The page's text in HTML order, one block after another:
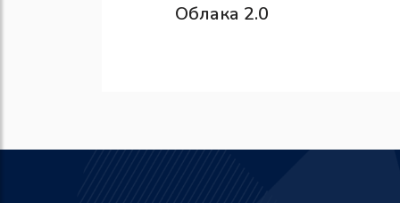
Облака 2.0